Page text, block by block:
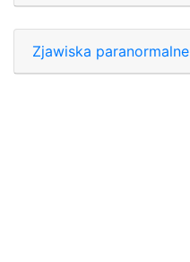
Zjawiska paranormalne